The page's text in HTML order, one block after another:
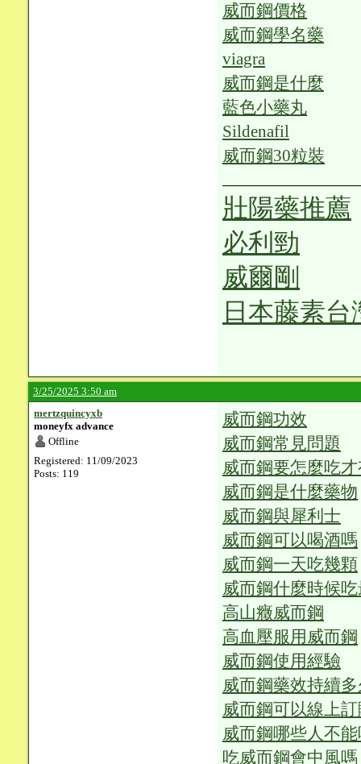
威而鋼價格
威而鋼學名藥
viagra
威而鋼是什麼
藍色小藥丸
Sildenafil
威而鋼30粒裝
壯陽藥推薦
必利勁
威爾剛
日本藤素
3/25/2025 3:50 am
mertzquincyxb
moneyfx advance
Offline
Registered: 11/09/2023
Posts: 119
威而鋼功效
威而鋼常見問題
威而鋼要怎麼吃
威而鋼是什麼藥物
威而鋼與犀利士
威而鋼可以喝酒嗎
威而鋼一天吃幾顆
威而鋼什麼時候
高山癥威而鋼
高血壓服用威而鋼
威而鋼使用經驗
威而鋼藥效持續
威而鋼可以線上
威而鋼哪些人不
吃威而鋼會中風嗎